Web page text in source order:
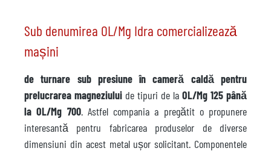
Sub denumirea OL/Mg Idra comercializează
mașini
de turnare sub presiune în cameră caldă pentru
prelucrarea magneziului de tipuri de la OL/Mg 125 până
la OL/Mg 700. Astfel compania a pregătit o propunere
interesantă pentru fabricarea produselor de diverse
dimensiuni din acest metal ușor solicitant. Componentele